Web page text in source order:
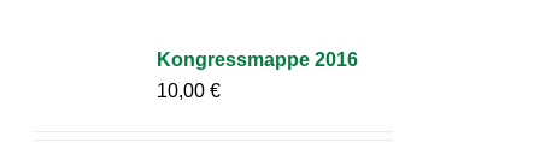
Kongressmappe 2016
10,00€